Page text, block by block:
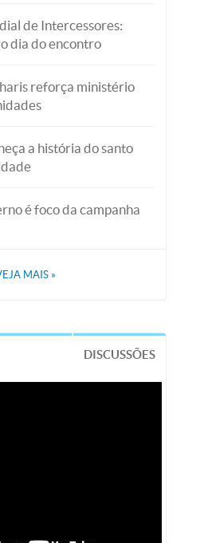
de Intercessores:
dia do encontro
reforça ministério
a história do santo
é foco da campanha
MAIS »
DISCUSSÕES